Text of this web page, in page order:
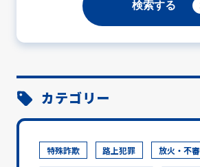
カテゴリー
特殊詐欺 路上犯罪 放火・不